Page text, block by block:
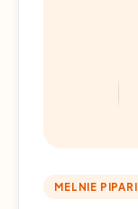
MELNIE PIPARI